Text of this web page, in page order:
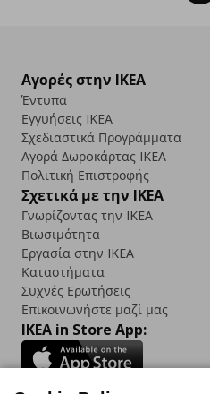
Αγορές στην IKEA
Έντυπα
Εγγυήσεις IKEA
Σχεδιαστικά Προγράμματα
Αγορά Δωρoκάρτας IKEA
Πολιτική Επιστροφής
Σχετικά με την IKEA
Γνωρίζοντας την IKEA
Βιωσιμότητα
Εργασία στην IKEA
Καταστήματα
Συχνές Ερωτήσεις
Επικοινωνήστε μαζί μας
IKEA in Store App: